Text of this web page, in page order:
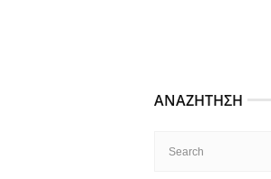
ΑΝΑΖΉΤΗΣΗ